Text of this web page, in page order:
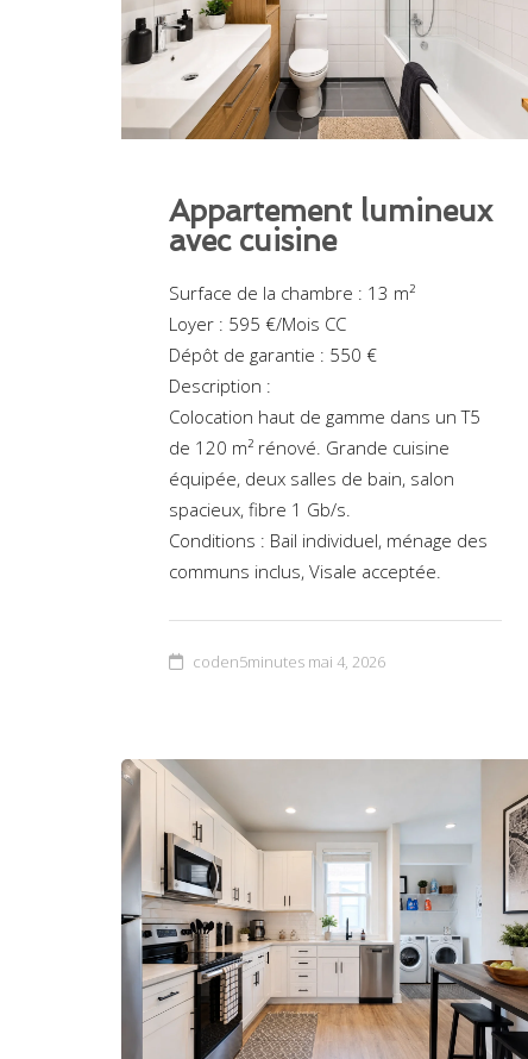
Appartement lumineux
avec cuisine
Surface de la chambre : 13 m²
Loyer : 595 €/Mois CC
Dépôt de garantie : 550 €
Description :
Colocation haut de gamme dans un T5
de 120 m² rénové. Grande cuisine
équipée, deux salles de bain, salon
spacieux, fibre 1 Gb/s.
Conditions : Bail individuel, ménage des
communs inclus, Visale acceptée.
coden5minutes mai 4, 2026